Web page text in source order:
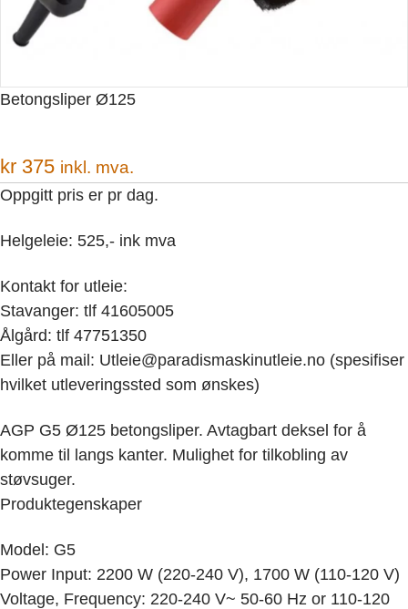
Betongsliper Ø125
kr 375 inkl. mva.
Oppgitt pris er pr dag.
Helgeleie: 525,- ink mva
Kontakt for utleie:
Stavanger: tlf 41605005
Ålgård: tlf 47751350
Eller på mail: Utleie@paradismaskinutleie.no (spesifiser
hvilket utleveringssted som ønskes)
AGP G5 Ø125 betongsliper. Avtagbart deksel for å
komme til langs kanter. Mulighet for tilkobling av
støvsuger.
Produktegenskaper
Model: G5
Power Input: 2200 W (220-240 V), 1700 W (110-120 V)
Voltage, Frequency: 220-240 V~ 50-60 Hz or 110-120